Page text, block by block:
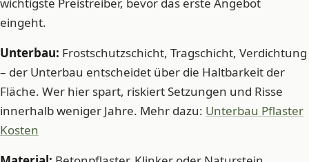
eingeht.
Unterbau: Frostschutzschicht, Tragschicht, Verdichtung
– der Unterbau entscheidet über die Haltbarkeit der
Fläche. Wer hier spart, riskiert Setzungen und Risse
innerhalb weniger Jahre. Mehr dazu: Unterbau Pflaster
Kosten